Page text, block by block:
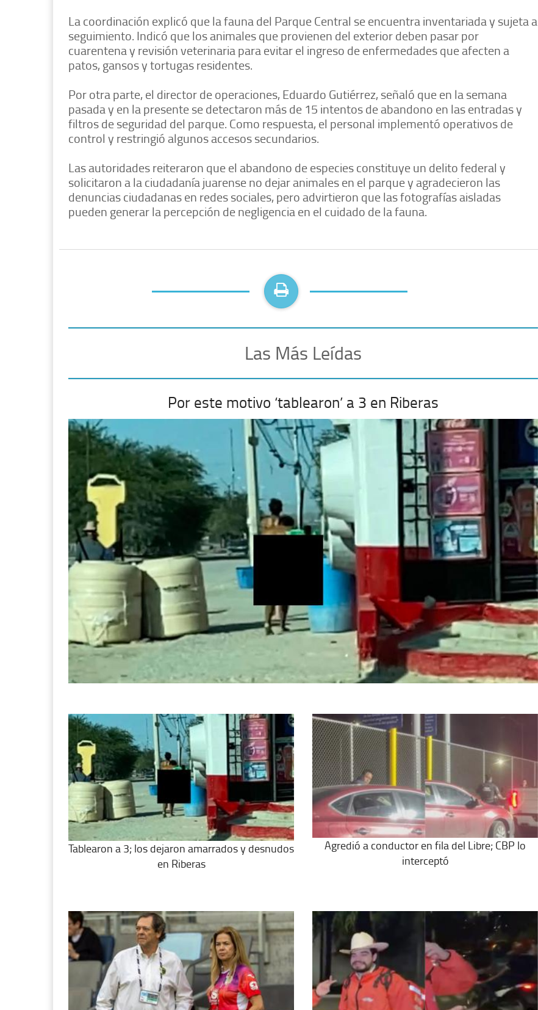
La coordinación explicó que la fauna del Parque Central se encuentra inventariada y sujeta a
seguimiento. Indicó que los animales que provienen del exterior deben pasar por
cuarentena y revisión veterinaria para evitar el ingreso de enfermedades que afecten a
patos, gansos y tortugas residentes.
Por otra parte, el director de operaciones, Eduardo Gutiérrez, señaló que en la semana
pasada y en la presente se detectaron más de 15 intentos de abandono en las entradas y
filtros de seguridad del parque. Como respuesta, el personal implementó operativos de
control y restringió algunos accesos secundarios.
Las autoridades reiteraron que el abandono de especies constituye un delito federal y
solicitaron a la ciudadanía juarense no dejar animales en el parque y agradecieron las
denuncias ciudadanas en redes sociales, pero advirtieron que las fotografías aisladas
pueden generar la percepción de negligencia en el cuidado de la fauna.
Las Más Leídas
Por este motivo ‘tablearon’ a 3 en Riberas
Tablearon a 3; los dejaron amarrados y desnudos
en Riberas
Agredió a conductor en fila del Libre; CBP lo
interceptó